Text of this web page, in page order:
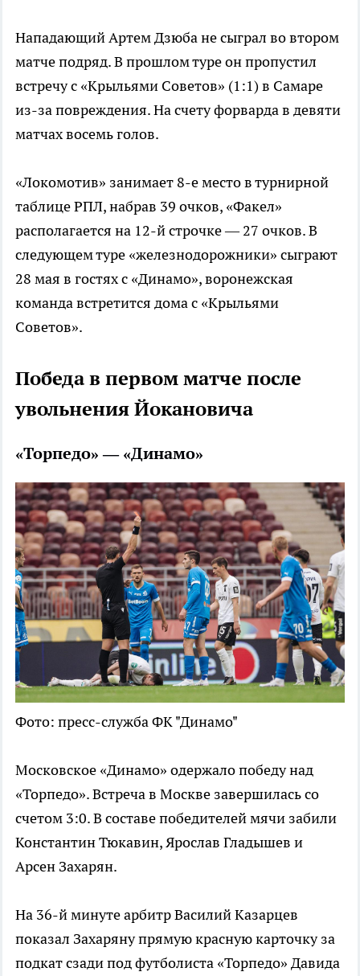
Нападающий Артем Дзюба не сыграл во втором
матче подряд. В прошлом туре он пропустил
встречу с «Крыльями Советов» (1:1) в Самаре
из-за повреждения. На счету форварда в девяти
матчах восемь голов.
«Локомотив» занимает 8-е место в турнирной
таблице РПЛ, набрав 39 очков, «Факел»
располагается на 12-й строчке — 27 очков. В
следующем туре «железнодорожники» сыграют
28 мая в гостях с «Динамо», воронежская
команда встретится дома с «Крыльями
Советов».
Победа в первом матче после
увольнения Йокановича
«Торпедо» — «Динамо»
Фото: пресс-служба ФК "Динамо"
Московское «Динамо» одержало победу над
«Торпедо». Встреча в Москве завершилась со
счетом 3:0. В составе победителей мячи забили
Константин Тюкавин, Ярослав Гладышев и
Арсен Захарян.
На 36-й минуте арбитр Василий Казарцев
показал Захаряну прямую красную карточку за
подкат сзади под футболиста «Торпедо» Давида